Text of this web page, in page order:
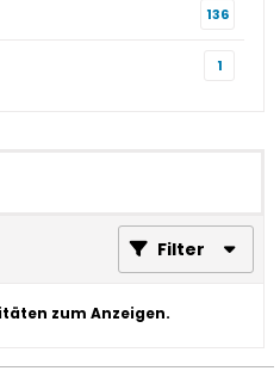
136
1
Filter
zum Anzeigen.